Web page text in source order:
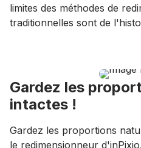
limites des méthodes de
traditionnelles sont de
Gardez les
intactes !
Gardez les proportions
le redimensionneur